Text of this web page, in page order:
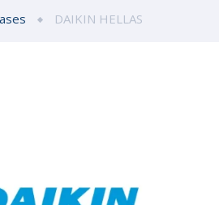
DAIKIN HELLAS